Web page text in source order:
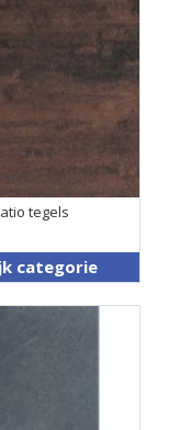
tegels
categorie